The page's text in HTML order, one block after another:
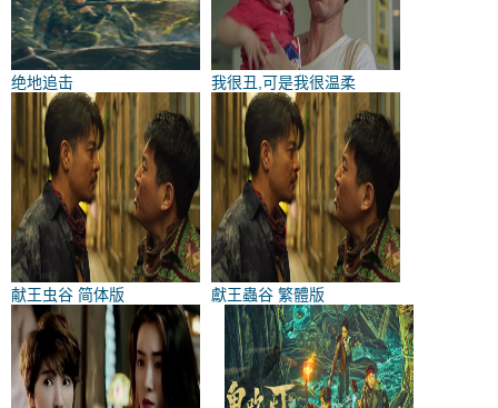
绝地追击 我很丑,可是我很温柔
献王虫谷 简体版 獻王蟲谷 繁體版